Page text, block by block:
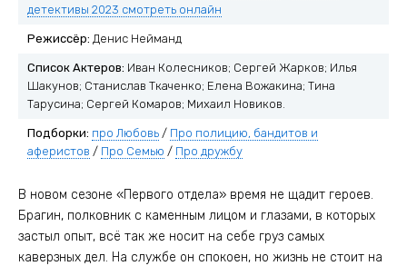
детективы 2023 смотреть онлайн
Режиссёр: Денис Нейманд
Список Актеров: Иван Колесников; Сергей Жарков; Илья
Шакунов; Станислав Ткаченко; Елена Вожакина; Тина
Тарусина; Сергей Комаров; Михаил Новиков.
Подборки: про Любовь / Про полицию, бандитов и
аферистов / Про Семью / Про дружбу
В новом сезоне «Первого отдела» время не щадит героев.
Брагин, полковник с каменным лицом и глазами, в которых
застыл опыт, всё так же носит на себе груз самых
каверзных дел. На службе он спокоен, но жизнь не стоит на